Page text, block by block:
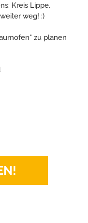
Kreis Lippe,
weg! :)
zu planen